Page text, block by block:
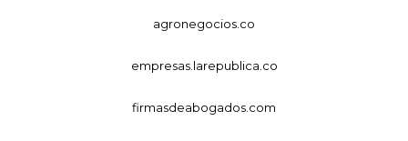
agronegocios.co
empresas.larepublica.co
firmasdeabogados.com